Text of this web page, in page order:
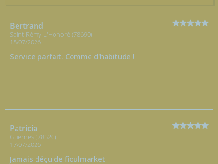
Bertrand
Saint-Rémy-L'Honoré (78690)
18/07/2026
Service parfait. Comme d'habitude !
Patricia
Guernes (78520)
17/07/2026
Jamais déçu de fioulmarket